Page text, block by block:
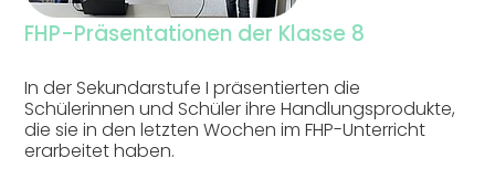
FHP-Präsentationen der Klasse 8
In der Sekundarstufe I präsentierten die
Schülerinnen und Schüler ihre Handlungsprodukte,
die sie in den letzten Wochen im FHP-Unterricht
erarbeitet haben.